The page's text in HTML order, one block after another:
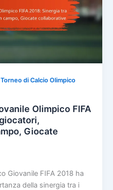
di Calcio Olimpico
Olimpico FIFA
Giocate
Giovanile FIFA 2018 ha
della sinergia tra i